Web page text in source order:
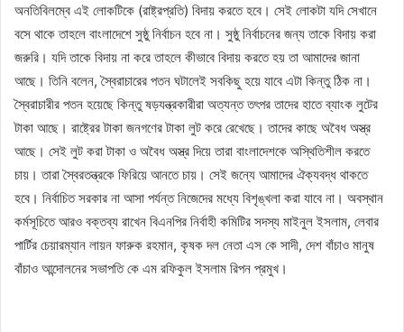
অনতিবিলম্বে এই লোকটিকে (রাষ্ট্রপ্রতি) বিদায় করতে হবে। সেই লোকটা যদি সেখানে
বসে থাকে তাহলে বাংলাদেশে সুষ্ঠু নির্বাচন হবে না। সুষ্ঠু নির্বাচনের জন্য তাকে বিদায় করা
জরুরি। যদি তাকে বিদায় না করে তাহলে কীভাবে বিদায় করতে হয় তা আমাদের জানা
আছে। তিনি বলেন, স্বৈরাচারের পতন ঘটালেই সবকিছু হয়ে যাবে এটা কিন্তু ঠিক না।
স্বৈরাচারীর পতন হয়েছে কিন্তু ষড়যন্ত্রকারীরা অত্যন্ত তৎপর তাদের হাতে ব্যাংক লুটের
টাকা আছে। রাষ্ট্রের টাকা জনগণের টাকা লুট করে রেখেছে। তাদের কাছে অবৈধ অস্ত্র
আছে। সেই লুট করা টাকা ও অবৈধ অস্ত্র দিয়ে তারা বাংলাদেশকে অস্থিতিশীল করতে
চায়। তারা স্বৈরতন্ত্রকে ফিরিয়ে আনতে চায়। সেই জন্যে আমাদের ঐক্যবদ্ধ থাকতে
হবে। নির্বাচিত সরকার না আসা পর্যন্ত নিজেদের মধ্যে বিশৃঙ্খলা করা যাবে না। অবস্থান
কর্মসূচিতে আরও বক্তব্য রাখেন বিএনপির নির্বাহী কমিটির সদস্য মাইনুল ইসলাম, লেবার
পার্টির চেয়ারম্যান লায়ন ফারুক রহমান, কৃষক দল নেতা এস কে সাদী, দেশ বাঁচাও মানুষ
বাঁচাও আন্দোলনের সভাপতি কে এম রফিকুল ইসলাম রিপন প্রমুখ।